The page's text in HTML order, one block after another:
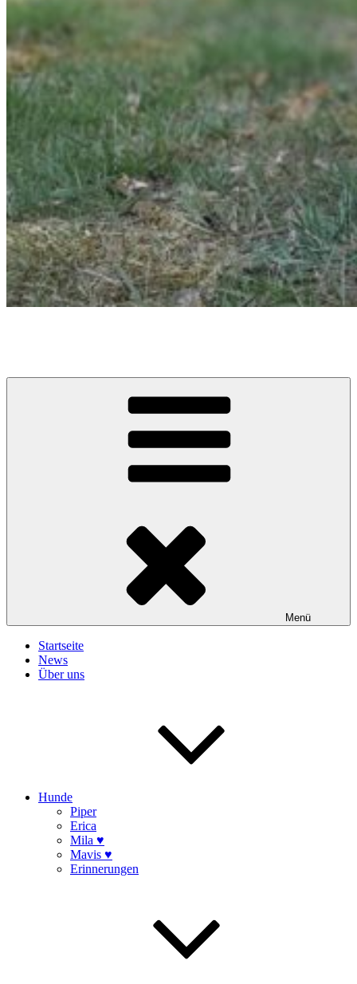
Menü
Startseite
News
Über uns
Hunde
Piper
Erica
Mila ♥
Mavis ♥
Erinnerungen